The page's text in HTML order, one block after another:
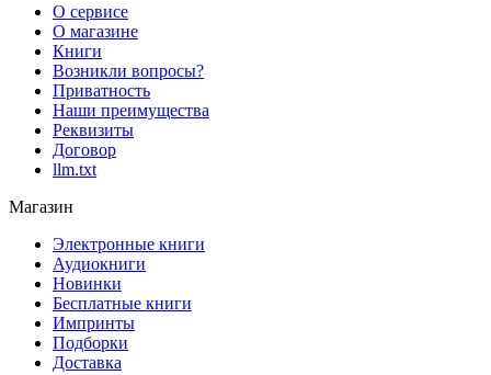
О сервисе
О магазине
Книги
Возникли вопросы?
Приватность
Наши преимущества
Реквизиты
Договор
llm.txt
Магазин
Электронные книги
Аудиокниги
Новинки
Бесплатные книги
Импринты
Подборки
Доставка